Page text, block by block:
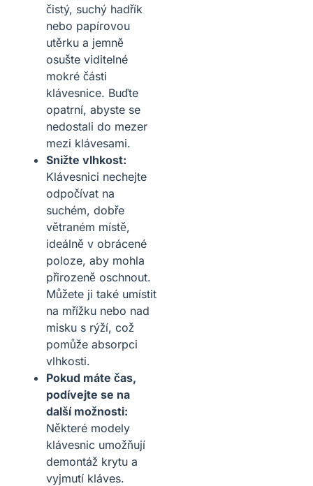
čistý, suchý hadřík
nebo papírovou
utěrku a jemně
osušte viditelné
mokré části
klávesnice. Buďte
opatrní, abyste se
nedostali do mezer
mezi klávesami.
Snižte vlhkost:
Klávesnici nechejte
odpočívat na
suchém, dobře
větraném místě,
ideálně v obrácené
poloze, aby mohla
přirozeně oschnout.
Můžete ji také umístit
na mřížku nebo nad
misku s rýží, což
pomůže absorpci
vlhkosti.
Pokud máte čas,
podívejte se na
další možnosti:
Některé modely
klávesnic umožňují
demontáž krytu a
vyjmutí kláves.